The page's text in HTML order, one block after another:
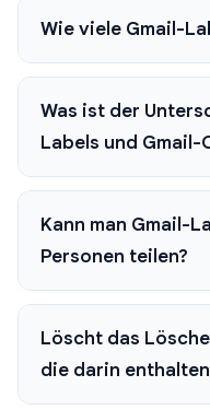
Wie viele Gmail-
Was ist der
Labels und Gmail-
Kann man Gmail-
Personen teilen?
Löscht das
die darin